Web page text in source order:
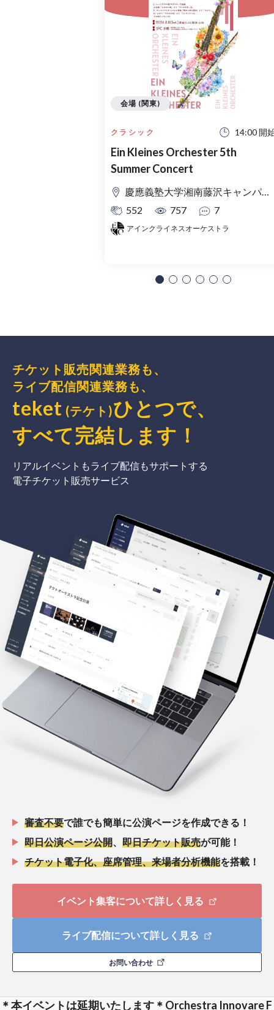
クラシック 14:00 開
Ein Kleines Orchester 5th
Summer Concert
慶應義塾大学湘南藤沢キャンパス Θ館
552
757 7
アインクライネスオーケストラ
会場 (関東)
チケット販売関連業務も、
ライブ配信関連業務も、
teket (テケト)ひとつで、
すべて完結 します ！
リアルイベントもライブ配信もサポートする
電子チケット販売サービス
審査不要で誰でも簡単に公演ページを作成できる！
即日公演ページ公開
即日チケット販売が可能！
チケット電子化、座席管理、来場者分析機能を搭載！
イベント集客について詳しく見る
ライブ配信について詳しく見る
お問い合わせ
＊本イベントは延期いたします＊Orchestra Innovare F